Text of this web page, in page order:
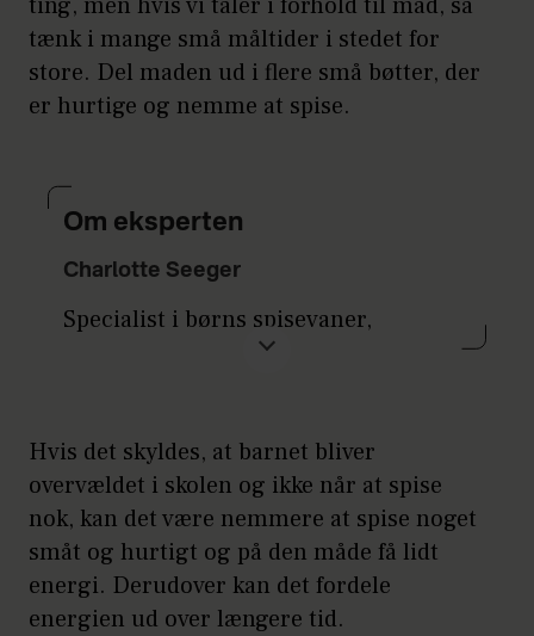
tænk i mange små måltider i stedet for
store. Del maden ud i flere små bøtter, der
er hurtige og nemme at spise.
Om eksperten
Charlotte Seeger
Specialist i børns spisevaner,
foredragsholder og stifter af
Hvis det skyldes, at barnet bliver
overvældet i skolen og ikke når at spise
nok, kan det være nemmere at spise noget
småt og hurtigt og på den måde få lidt
energi. Derudover kan det fordele
energien ud over længere tid.